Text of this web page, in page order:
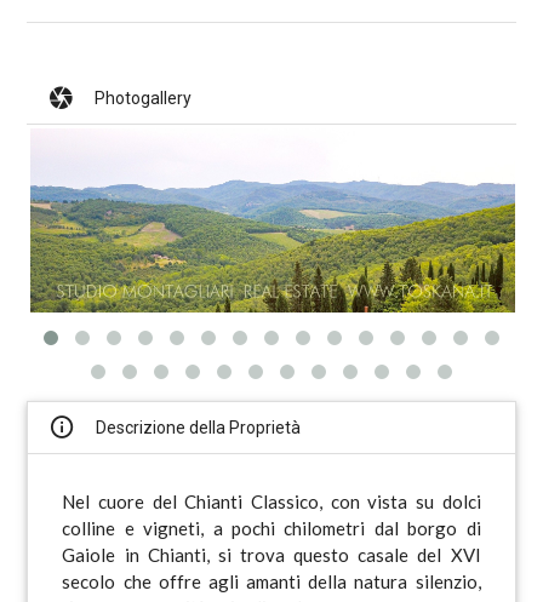
Photogallery
Descrizione della Proprietà
Nel cuore del Chianti Classico, con vista su dolci
colline e vigneti, a pochi chilometri dal borgo di
Gaiole in Chianti, si trova questo casale del XVI
secolo che offre agli amanti della natura silenzio,